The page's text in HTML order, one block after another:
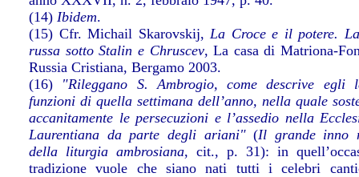
(14) Ibidem.
(15) Cfr. Michail Skarovskij, La Croce e il potere.
russa sotto Stalin e Chruscev, La casa di Matriona-
Russia Cristiana, Bergamo 2003.
(16) "Rileggano S. Ambrogio, come descrive egli
funzioni di quella settimana dell’anno, nella quale
accanitamente le persecuzioni e l’assedio nella
Laurentiana da parte degli ariani"(Il grande inno
della liturgia ambrosiana, cit., p. 31): in
tradizione vuole che siano nati tutti i celebri